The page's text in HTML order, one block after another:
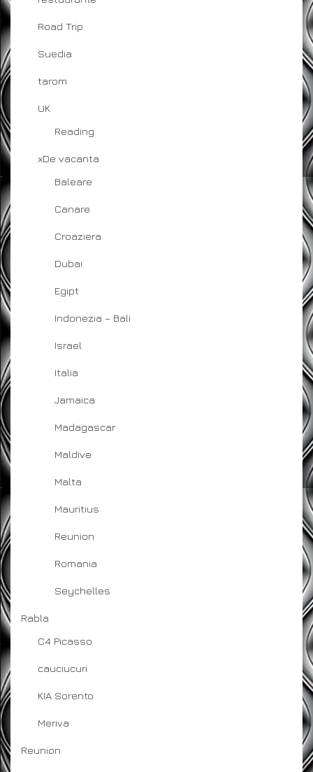
Road Trip
Suedia
tarom
UK
Reading
xDe vacanta
Baleare
Canare
Croaziera
Dubai
Egipt
Indonezia – Bali
Israel
Italia
Jamaica
Madagascar
Maldive
Malta
Mauritius
Reunion
Romania
Seychelles
Rabla
C4 Picasso
cauciucuri
KIA Sorento
Meriva
Reunion